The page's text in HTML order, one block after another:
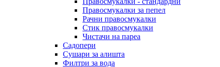
Правосмукалки за пепел
Рачни правосмукалки
Стик правосмукалки
Чистачи на пареа
Садопери
Сушари за алишта
Филтри за вода